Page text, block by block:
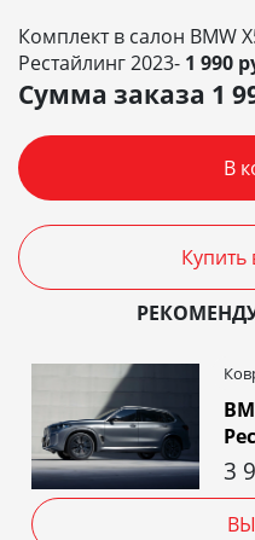
Комплект в салон BMW
Рестайлинг 2023- 1 990
Сумма заказа 1
В
Купить
3